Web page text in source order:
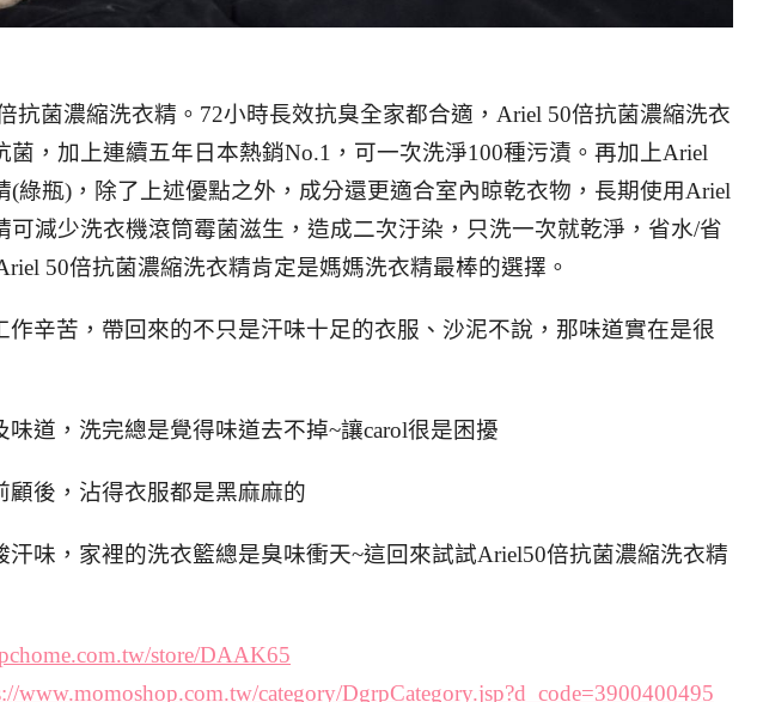
抗菌濃縮洗衣精。72小時長效抗臭全家都合適，Ariel 50倍抗菌濃縮洗衣
菌，加上連續五年日本熱銷No.1，可一次洗淨100種污漬。再加上Ariel
(綠瓶)，除了上述優點之外，成分還更適合室內晾乾衣物，長期使用Ariel
可減少洗衣機滾筒霉菌滋生，造成二次汙染，只洗一次就乾淨，省水/省
50倍抗菌濃縮洗衣精肯定是媽媽洗衣精最棒的選擇。
作辛苦，帶回來的不只是汗味十足的衣服、沙泥不說，那味道實在是很
道，洗完總是覺得味道去不掉~讓carol很是困擾
顧後，沾得衣服都是黑麻麻的
汗味，家裡的洗衣籃總是臭味衝天~這回來試試Ariel50倍抗菌濃縮洗衣精
store/DAAK65
www.momoshop.com.tw/category/DgrpCategory.jsp?d_code=3900400495